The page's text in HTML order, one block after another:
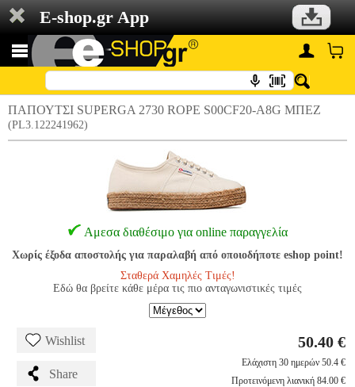
E-shop.gr App
ΠΑΠΟΥΤΣΙ SUPERGA 2730 ROPE S00CF20-A8G ΜΠΕΖ
(PL3.122241962)
Αμεσα διαθέσιμο για online παραγγελία
Χωρίς έξοδα αποστολής για παραλαβή από οποιοδήποτε eshop point!
Σταθερά Χαμηλές Τιμές!
Εδώ θα βρείτε κάθε μέρα τις πιο ανταγωνιστικές τιμές
Wishlist
Share
50.40 €
Ελάχιστη 30 ημερών 50.4 €
Προτεινόμενη λιανική 84.00 €